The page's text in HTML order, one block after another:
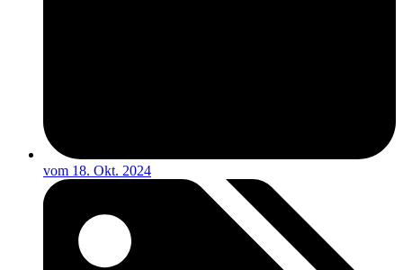
vom 18. Okt. 2024